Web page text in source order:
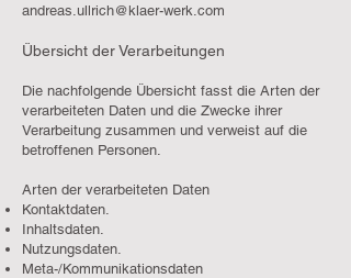
andreas.ullrich@klaer-werk.com
Übersicht der Verarbeitungen
Die nachfolgende Übersicht fasst die Arten der
verarbeiteten Daten und die Zwecke ihrer
Verarbeitung zusammen und verweist auf die
betroffenen Personen.
Arten der verarbeiteten Daten
Kontaktdaten.
Inhaltsdaten.
Nutzungsdaten.
Meta-/Kommunikationsdaten